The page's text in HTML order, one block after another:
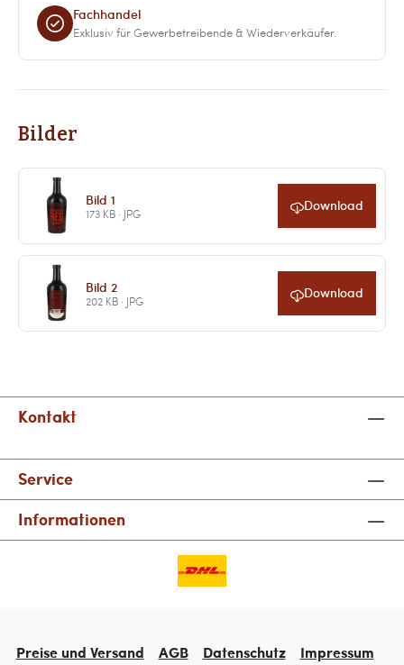
Fachhandel
Exklusiv für Gewerbetreibende & Wiederverkäufer.
Bilder
Bild 1
173 KB · JPG Download
Bild 2
202 KB · JPG Download
Kontakt
Service
Informationen
Preise und Versand AGB Datenschutz Impressum